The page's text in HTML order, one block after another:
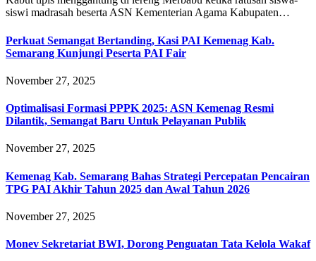
siswi madrasah beserta ASN Kementerian Agama Kabupaten…
Perkuat Semangat Bertanding, Kasi PAI Kemenag Kab.
Semarang Kunjungi Peserta PAI Fair
November 27, 2025
Optimalisasi Formasi PPPK 2025: ASN Kemenag Resmi
Dilantik, Semangat Baru Untuk Pelayanan Publik
November 27, 2025
Kemenag Kab. Semarang Bahas Strategi Percepatan Pencairan
TPG PAI Akhir Tahun 2025 dan Awal Tahun 2026
November 27, 2025
Monev Sekretariat BWI, Dorong Penguatan Tata Kelola Wakaf